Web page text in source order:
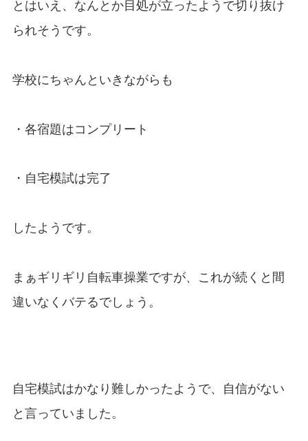
とはいえ、なんとか目処が立ったようで切り抜け
られそうです。
学校にちゃんといきながらも
・各宿題はコンプリート
・自宅模試は完了
したようです。
まぁギリギリ自転車操業ですが、これが続くと間
違いなくバテるでしょう。
自宅模試はかなり難しかったようで、自信がない
と言っていました。